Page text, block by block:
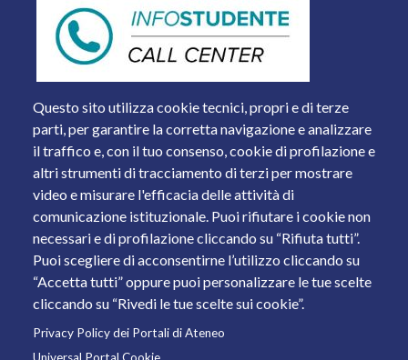
Questo sito utilizza cookie tecnici, propri e di terze
parti, per garantire la corretta navigazione e analizzare
il traffico e, con il tuo consenso, cookie di profilazione e
altri strumenti di tracciamento di terzi per mostrare
video e misurare l'efficacia delle attività di
comunicazione istituzionale. Puoi rifiutare i cookie non
necessari e di profilazione cliccando su “Rifiuta tutti”.
Puoi scegliere di acconsentirne l’utilizzo cliccando su
“Accetta tutti” oppure puoi personalizzare le tue scelte
cliccando su “Rivedi le tue scelte sui cookie”.
Privacy Policy dei Portali di Ateneo
Piazza del Mercato, 15 - 25121 Brescia
Tel. +39 030 2988.1 PEC:
ammcentr@cert.unibs.it
Partita IVA: 01773710171 Codice Fiscale: 98007650173
© 2011 Università degli Studi di Brescia